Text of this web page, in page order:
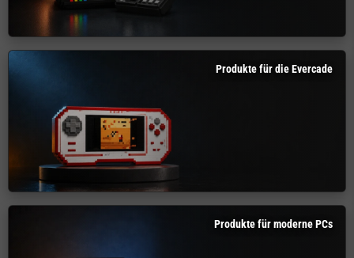
Produkte für die Evercade
Produkte für moderne PCs